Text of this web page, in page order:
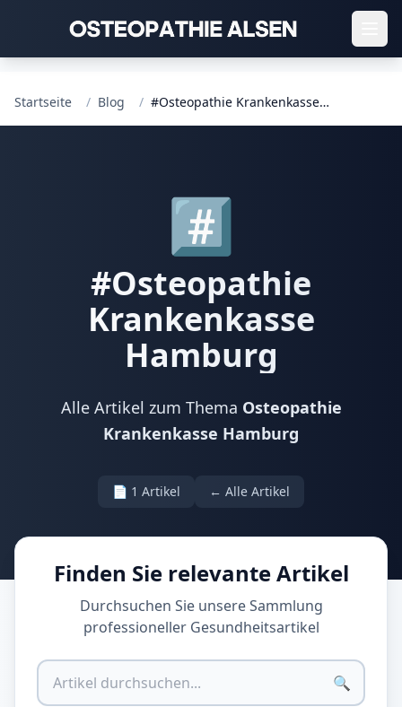
Startseite / Blog / #Osteopathie Krankenkasse Hamburg
#️⃣
#Osteopathie
Krankenkasse
Hamburg
Alle Artikel zum Thema Osteopathie
Krankenkasse Hamburg
📄 1 Artikel ← Alle Artikel
Finden Sie relevante Artikel
Durchsuchen Sie unsere Sammlung
professioneller Gesundheitsartikel
🔍